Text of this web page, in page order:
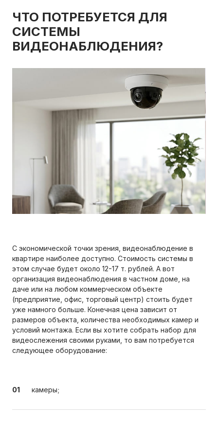
ЧТО ПОТРЕБУЕТСЯ ДЛЯ
СИСТЕМЫ
ВИДЕОНАБЛЮДЕНИЯ?
С экономической точки зрения, видеонаблюдение в
квартире наиболее доступно. Стоимость системы в
этом случае будет около 12-17 т. рублей. А вот
организация видеонаблюдения в частном доме, на
даче или на любом коммерческом объекте
(предприятие, офис, торговый центр) стоить будет
уже намного больше. Конечная цена зависит от
размеров объекта, количества необходимых камер и
условий монтажа. Если вы хотите собрать набор для
видеослежения своими руками, то вам потребуется
следующее оборудование:
камеры;